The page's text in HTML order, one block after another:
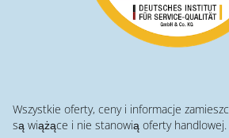
Wszystkie oferty, ceny i informacje
są wiążące i nie stanowią oferty handlowej.